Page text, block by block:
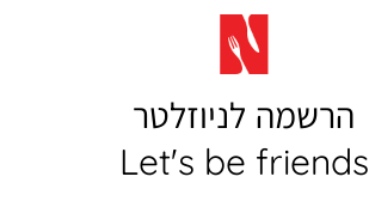
הרשמה לניוזלטר
Let's be friends